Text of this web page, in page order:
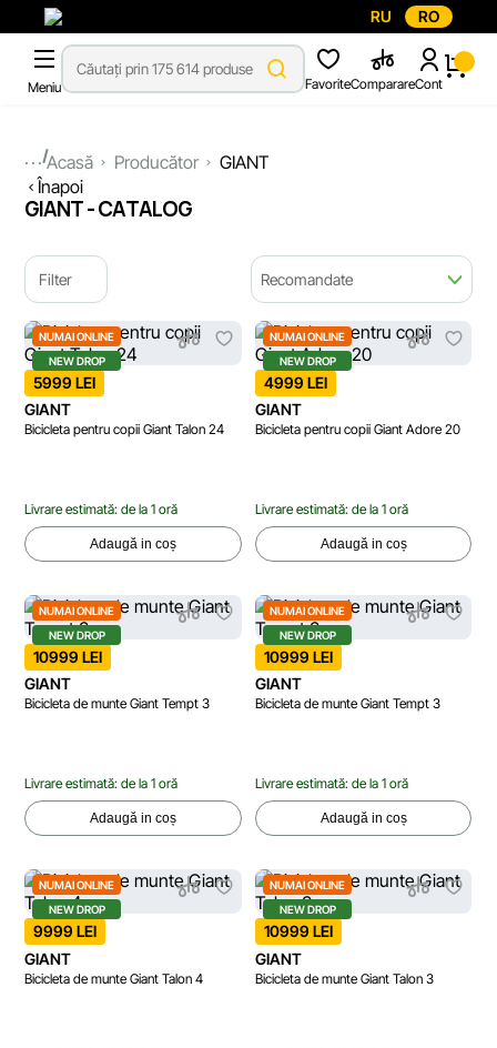
RU RO
Meniu FavoriteComparareCont
...Acasă Producător
GIANT
Înapoi
GIANT - CATALOG
Filter Recomandate
NUMAI ONLINE
NEW DROP
5999 LEI
GIANT
Bicicleta pentru copii Giant Talon 24
Livrare estimată: de la 1 oră
Adaugă in coș
NUMAI ONLINE
NEW DROP
4999 LEI
GIANT
Bicicleta pentru copii Giant Adore 20
Livrare estimată: de la 1 oră
Adaugă in coș
NUMAI ONLINE
NEW DROP
10999 LEI
GIANT
Bicicleta de munte Giant Tempt 3
Livrare estimată: de la 1 oră
Adaugă in coș
NUMAI ONLINE
NEW DROP
10999 LEI
GIANT
Bicicleta de munte Giant Tempt 3
Livrare estimată: de la 1 oră
Adaugă in coș
NUMAI ONLINE
NEW DROP
9999 LEI
GIANT
Bicicleta de munte Giant Talon 4
NUMAI ONLINE
NEW DROP
10999 LEI
GIANT
Bicicleta de munte Giant Talon 3